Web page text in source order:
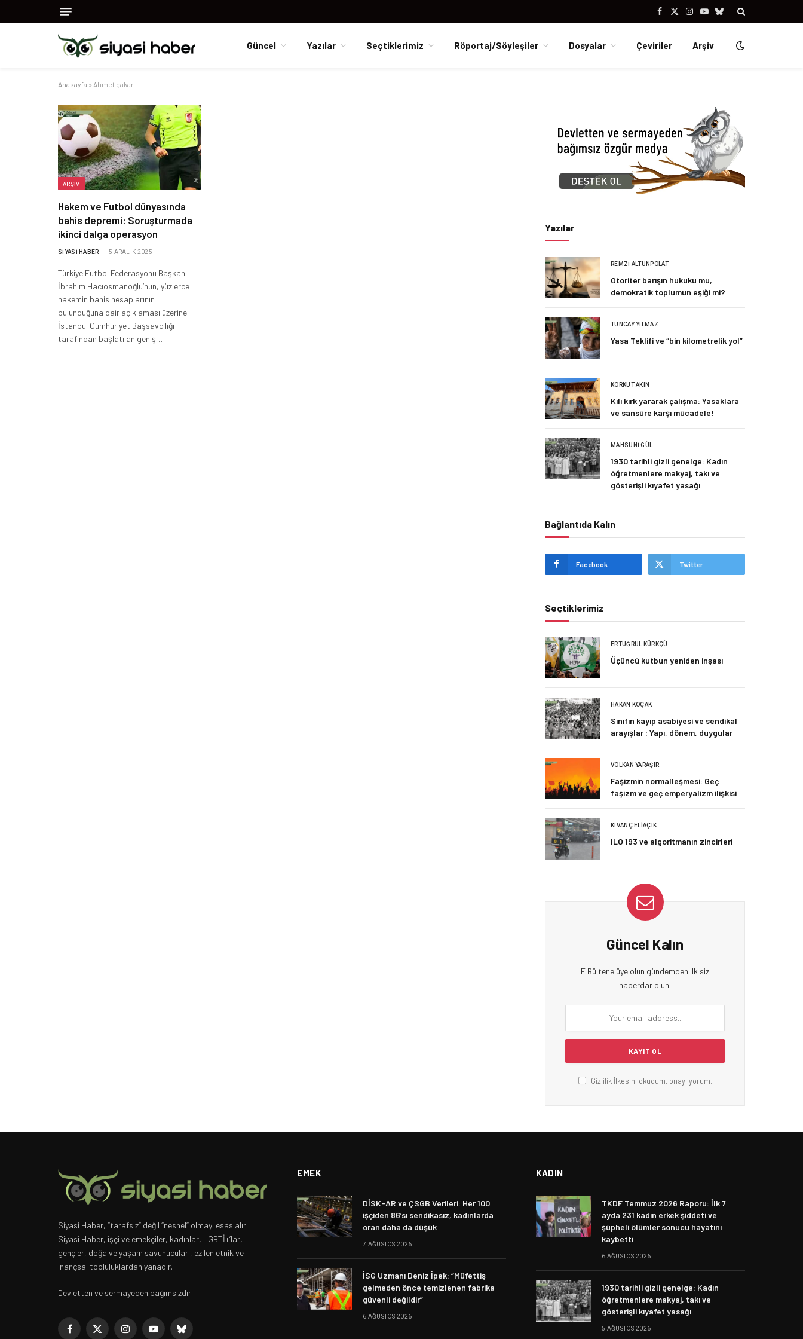
Facebook
X
Instagram
YouTubeBluesky
Güncel Yazılar Seçtiklerimiz Röportaj/Söyleşiler Dosyalar Çeviriler Arşiv
Anasayfa » Ahmet çakar
ARŞIV
Hakem ve Futbol dünyasında
bahis depremi: Soruşturmada
ikinci dalga operasyon
SIYASI HABER 5 ARALIK 2025
Türkiye Futbol Federasyonu Başkanı
İbrahim Hacıosmanoğlu’nun, yüzlerce
hakemin bahis hesaplarının
bulunduğuna dair açıklaması üzerine
İstanbul Cumhuriyet Başsavcılığı
tarafından başlatılan geniş…
Yazılar
REMZI ALTUNPOLAT
Otoriter barışın hukuku mu,
demokratik toplumun eşiği mi?
TUNCAY YILMAZ
Yasa Teklifi ve “bin kilometrelik yol”
KORKUT AKIN
Kılı kırk yararak çalışma: Yasaklara
ve sansüre karşı mücadele!
MAHSUNI GÜL
1930 tarihli gizli genelge: Kadın
öğretmenlere makyaj, takı ve
gösterişli kıyafet yasağı
Bağlantıda Kalın
Facebook Twitter
Seçtiklerimiz
ERTUĞRUL KÜRKÇÜ
Üçüncü kutbun yeniden inşası
HAKAN KOÇAK
Sınıfın kayıp asabiyesi ve sendikal
arayışlar : Yapı, dönem, duygular
VOLKAN YARAŞIR
Faşizmin normalleşmesi: Geç
faşizm ve geç emperyalizm ilişkisi
KIVANÇ ELIAÇIK
ILO 193 ve algoritmanın zincirleri
Güncel Kalın
E Bültene üye olun gündemden ilk siz
haberdar olun.
Gizlilik İlkesini okudum, onaylıyorum.
Siyasi Haber, “tarafsız” değil “nesnel” olmayı esas alır.
Siyasi Haber, işçi ve emekçiler, kadınlar, LGBTİ+’lar,
gençler, doğa ve yaşam savunucuları, ezilen etnik ve
inançsal topluluklardan yanadır.
Devletten ve sermayeden bağımsızdır.
Facebook
X InstagramYouTubeBluesky
EMEK
DİSK-AR ve ÇSGB Verileri: Her 100
işçiden 86’sı sendikasız, kadınlarda
oran daha da düşük
7 AĞUSTOS 2026
İSG Uzmanı Deniz İpek: “Müfettiş
gelmeden önce temizlenen fabrika
güvenli değildir”
6 AĞUSTOS 2026
KADIN
TKDF Temmuz 2026 Raporu: İlk 7
ayda 231 kadın erkek şiddeti ve
şüpheli ölümler sonucu hayatını
kaybetti
6 AĞUSTOS 2026
1930 tarihli gizli genelge: Kadın
öğretmenlere makyaj, takı ve
gösterişli kıyafet yasağı
5 AĞUSTOS 2026